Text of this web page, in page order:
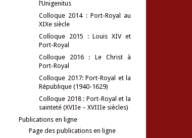
l’Unigenitus
Colloque 2014 : Port-Royal au
XIXe siècle
Colloque 2015 : Louis XIV et
Port-Royal
Colloque 2016 : Le Christ à
Port-Royal
Colloque 2017: Port-Royal et la
République (1940-1629)
Colloque 2018 : Port-Royal et la
sainteté (XVIIe – XVIIIe siècles)
Publications en ligne
Page des publications en ligne